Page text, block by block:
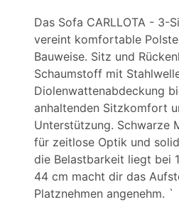
Das Sofa CARLLOTA - 3-
vereint komfortable
Bauweise. Sitz und
Schaumstoff mit
Diolenwattenabdeckung
anhaltenden Sitzkomfort
Unterstützung. Schwarze
für zeitlose Optik und
die Belastbarkeit liegt bei
44 cm macht dir das
Platznehmen angenehm. `